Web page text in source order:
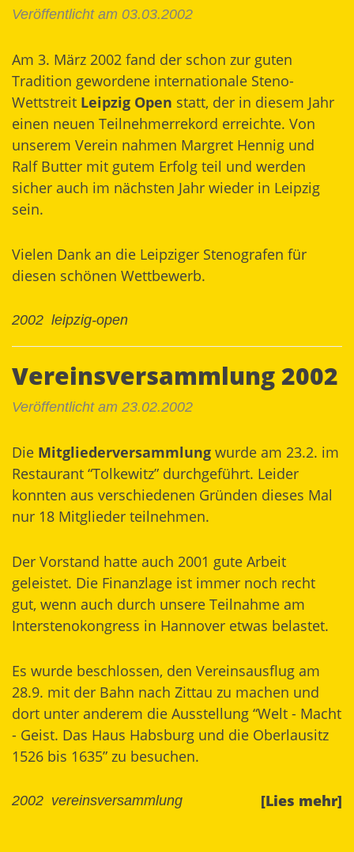
Veröffentlicht am 03.03.2002
Am 3. März 2002 fand der schon zur guten
Tradition gewordene internationale Steno-
Wettstreit Leipzig Open statt, der in diesem Jahr
einen neuen Teilnehmerrekord erreichte. Von
unserem Verein nahmen Margret Hennig und
Ralf Butter mit gutem Erfolg teil und werden
sicher auch im nächsten Jahr wieder in Leipzig
sein.
Vielen Dank an die Leipziger Stenografen für
diesen schönen Wettbewerb.
2002 leipzig-open
Vereinsversammlung 2002
Veröffentlicht am 23.02.2002
Die Mitgliederversammlung wurde am 23.2. im
Restaurant “Tolkewitz” durchgeführt. Leider
konnten aus verschiedenen Gründen dieses Mal
nur 18 Mitglieder teilnehmen.
Der Vorstand hatte auch 2001 gute Arbeit
geleistet. Die Finanzlage ist immer noch recht
gut, wenn auch durch unsere Teilnahme am
Interstenokongress in Hannover etwas belastet.
Es wurde beschlossen, den Vereinsausflug am
28.9. mit der Bahn nach Zittau zu machen und
dort unter anderem die Ausstellung “Welt - Macht
- Geist. Das Haus Habsburg und die Oberlausitz
1526 bis 1635” zu besuchen.
[Lies mehr]
2002 vereinsversammlung